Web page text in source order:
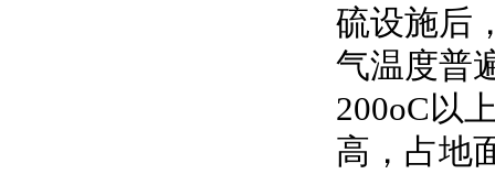
硫设施后
气温度普
200oC以
高，占地